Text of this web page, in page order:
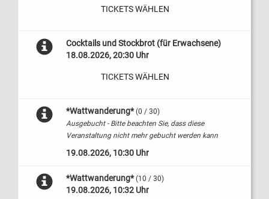
TICKETS WÄHLEN
Cocktails und Stockbrot (für Erwachsene)
18.08.2026, 20:30 Uhr
TICKETS WÄHLEN
*Wattwanderung* (0 / 30)
Ausgebucht - Bitte beachten Sie, dass diese
Veranstaltung nicht mehr gebucht werden kann
19.08.2026, 10:30 Uhr
*Wattwanderung* (10 / 30)
19.08.2026, 10:32 Uhr